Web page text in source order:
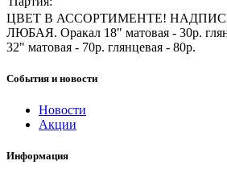
ЦВЕТ В АССОРТИМЕНТЕ!
ЛЮБАЯ. Оракал 18" матовая - 30р.
32" матовая - 70р. глянцевая - 80р.
События и новости
Новости
Акции
Информация